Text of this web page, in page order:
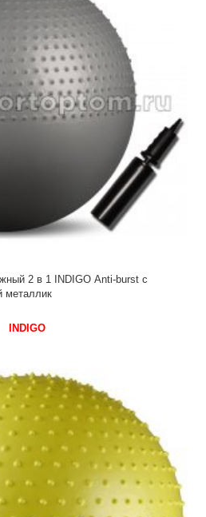
burst с
металлик
INDIGO